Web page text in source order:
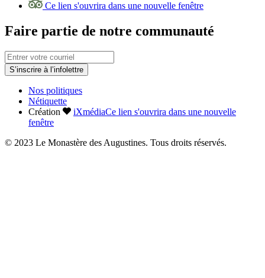
Ce lien s'ouvrira dans une nouvelle fenêtre
Faire partie de notre communauté
S’inscrire à l’infolettre
Nos politiques
Nétiquette
Création
iXmédiaCe lien s'ouvrira dans une nouvelle
fenêtre
© 2023 Le Monastère des Augustines. Tous droits réservés.